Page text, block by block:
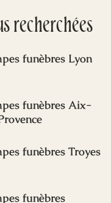
vous aide à y
recherchées
funèbres Lyon
funèbres Aix-
funèbres Troyes
funèbres